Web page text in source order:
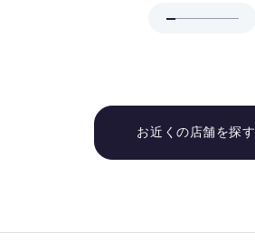
お近くの店舗を探す